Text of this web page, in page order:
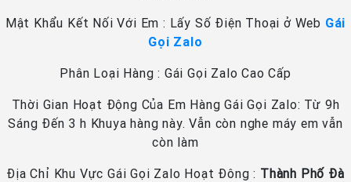
Mật Khẩu Kết Nối Với Em : Lấy Số Điện Thoại ở Web Gái
Gọi Zalo
Phân Loại Hàng : Gái Gọi Zalo Cao Cấp
Thời Gian Hoạt Động Của Em Hàng Gái Gọi Zalo: Từ 9h
Sáng Đến 3 h Khuya hàng này. Vẫn còn nghe máy em vẫn
còn làm
Địa Chỉ Khu Vực Gái Gọi Zalo Hoạt Đông : Thành Phố Đà